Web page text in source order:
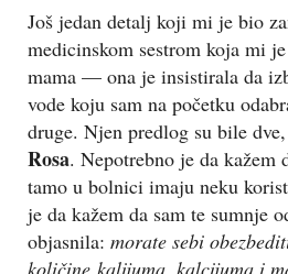
Još jedan detalj koji mi je bio
medicinskom sestrom koja mi
mama — ona je insistirala da
vode koju sam na početku
druge. Njen predlog su bile
Rosa. Nepotrebno je da kažem
tamo u bolnici imaju neku
je da kažem da sam te sumnje
objasnila: morate sebi
količine kalijuma, kalcijuma i